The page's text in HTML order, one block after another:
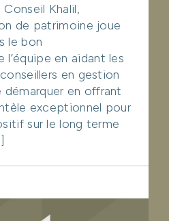
Khalil,
de patrimoine joue
le bon
en aidant les
en gestion
en offrant
exceptionnel pour
sur le long terme